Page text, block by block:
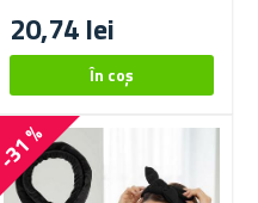
20,74 lei
-31 %